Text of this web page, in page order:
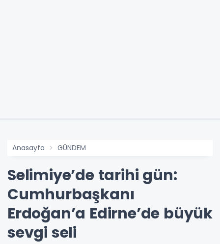
Anasayfa GÜNDEM
Selimiye’de tarihi gün:
Cumhurbaşkanı
Erdoğan’a Edirne’de büyük
sevgi seli